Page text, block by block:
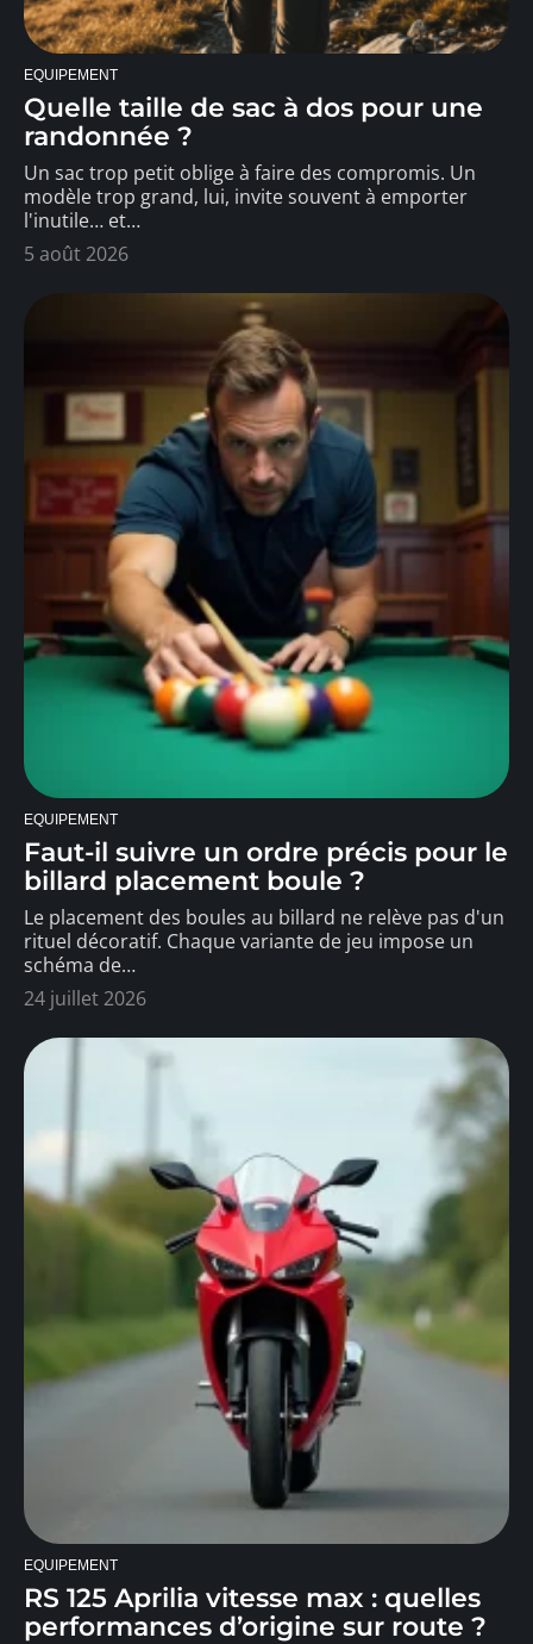
EQUIPEMENT
Quelle taille de sac à dos pour une
randonnée ?
Un sac trop petit oblige à faire des compromis. Un
modèle trop grand, lui, invite souvent à emporter
l'inutile… et…
5 août 2026
EQUIPEMENT
Faut-il suivre un ordre précis pour le
billard placement boule ?
Le placement des boules au billard ne relève pas d'un
rituel décoratif. Chaque variante de jeu impose un
schéma de…
24 juillet 2026
EQUIPEMENT
RS 125 Aprilia vitesse max : quelles
performances d’origine sur route ?